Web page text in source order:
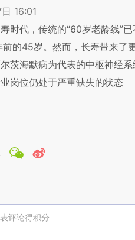
16:01
时代，传统的“60岁老龄线”
的45岁。然而，长寿带来了
茨海默病为代表的中枢神经
岗位仍处于严重缺失的状态
评论得积分